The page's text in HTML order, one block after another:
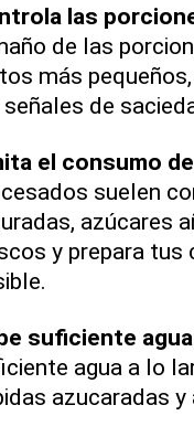
las
de las
más
de
el consumo
suelen
azúcares
y prepara tus
suficiente
agua a lo
azucaradas